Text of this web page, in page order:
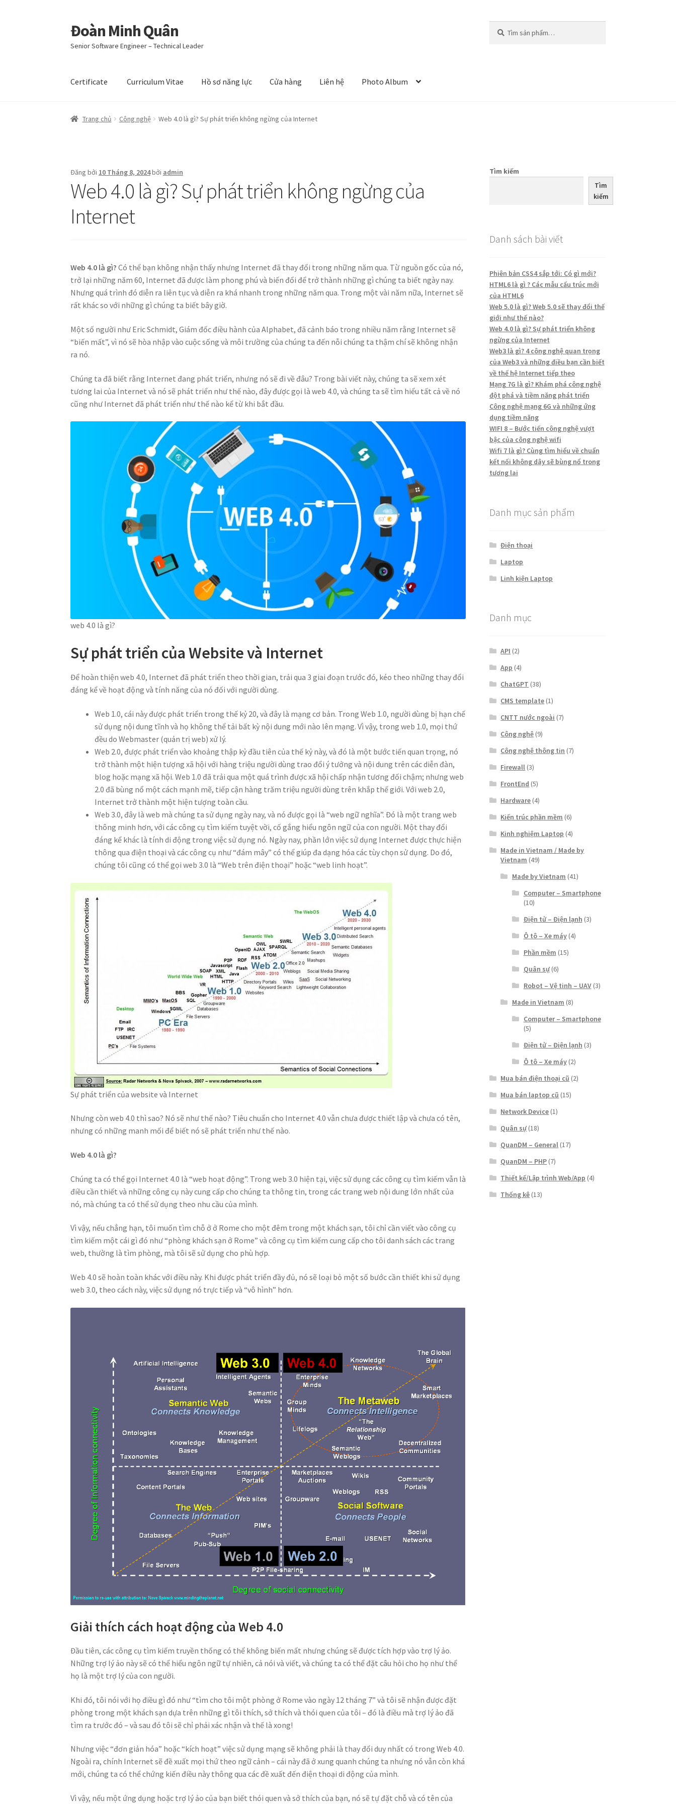
Đi
đến
Điều
Chuyển
đến
nội
Đoàn Minh Quân
Senior Software Engineer – Technical Leader
kiếm:
kiếm
Certificate Curriculum Vitae Hồ sơ năng lực Cửa hàng Liên hệ Photo Album
Trang chủ Công nghệ Web 4.0 là gì? Sự phát triển không ngừng của Internet
Đăng bởi 10 Tháng 8, 2024bởi admin
Web 4.0 là gì? Sự phát triển không ngừng của
Internet
Web 4.0 là gì? Có thể bạn không nhận thấy nhưng Internet đã thay đổi trong những năm qua. Từ nguồn gốc của nó,
trở lại những năm 60, Internet đã được làm phong phú và biến đổi để trở thành những gì chúng ta biết ngày nay.
Nhưng quá trình đó diễn ra liên tục và diễn ra khá nhanh trong những năm qua. Trong một vài năm nữa, Internet sẽ
rất khác so với những gì chúng ta biết bây giờ.
Một số người như Eric Schmidt, Giám đốc điều hành của Alphabet, đã cảnh báo trong nhiều năm rằng Internet sẽ
“biến mất”, vì nó sẽ hòa nhập vào cuộc sống và môi trường của chúng ta đến nỗi chúng ta thậm chí sẽ không nhận
ra nó.
Chúng ta đã biết rằng Internet đang phát triển, nhưng nó sẽ đi về đâu? Trong bài viết này, chúng ta sẽ xem xét
tương lai của Internet và nó sẽ phát triển như thế nào, đây được gọi là web 4.0, và chúng ta sẽ tìm hiểu tất cả về nó
cũng như Internet đã phát triển như thế nào kể từ khi bắt đầu.
web 4.0 là gì?
Sự phát triển củaWebsite và Internet
Để hoàn thiện web 4.0, Internet đã phát triển theo thời gian, trải qua 3 giai đoạn trước đó, kéo theo những thay đổi
đáng kể về hoạt động và tính năng của nó đối với người dùng.
Web 1.0, cái này được phát triển trong thế kỷ 20, và đây là mạng cơ bản. Trong Web 1.0, người dùng bị hạn chế
sử dụng nội dung tĩnh và họ không thể tải bất kỳ nội dung mới nào lên mạng. Vì vậy, trong web 1.0, mọi thứ
đều do Webmaster (quản trị web) xử lý.
Web 2.0, được phát triển vào khoảng thập kỷ đầu tiên của thế kỷ này, và đó là một bước tiến quan trọng, nó
trở thành một hiện tượng xã hội với hàng triệu người dùng trao đổi ý tưởng và nội dung trên các diễn đàn,
blog hoặc mạng xã hội. Web 1.0 đã trải qua một quá trình được xã hội chấp nhận tương đối chậm; nhưng web
2.0 đã bùng nổ một cách mạnh mẽ, tiếp cận hàng trăm triệu người dùng trên khắp thế giới. Với web 2.0,
Internet trở thành một hiện tượng toàn cầu.
Web 3.0, đây là web mà chúng ta sử dụng ngày nay, và nó được gọi là “web ngữ nghĩa”. Đó là một trang web
thông minh hơn, với các công cụ tìm kiếm tuyệt vời, cố gắng hiểu ngôn ngữ của con người. Một thay đổi
đáng kể khác là tính di động trong việc sử dụng nó. Ngày nay, phần lớn việc sử dụng Internet được thực hiện
thông qua điện thoại và các công cụ như “đám mây” có thể giúp đa dạng hóa các tùy chọn sử dụng. Do đó,
chúng tôi cũng có thể gọi web 3.0 là “Web trên điện thoại” hoặc “web linh hoạt”.
Sự phát triển của website và Internet
Nhưng còn web 4.0 thì sao? Nó sẽ như thế nào? Tiêu chuẩn cho Internet 4.0 vẫn chưa được thiết lập và chưa có tên,
nhưng có những manh mối để biết nó sẽ phát triển như thế nào.
Web 4.0 là gì?
Chúng ta có thể gọi Internet 4.0 là “web hoạt động”. Trong web 3.0 hiện tại, việc sử dụng các công cụ tìm kiếm vẫn là
điều cần thiết và những công cụ này cung cấp cho chúng ta thông tin, trong các trang web nội dung lớn nhất của
nó, mà chúng ta có thể sử dụng theo nhu cầu của mình.
Vì vậy, nếu chẳng hạn, tôi muốn tìm chỗ ở ở Rome cho một đêm trong một khách sạn, tôi chỉ cần viết vào công cụ
tìm kiếm một cái gì đó như “phòng khách sạn ở Rome” và công cụ tìm kiếm cung cấp cho tôi danh sách các trang
web, thường là tìm phòng, mà tôi sẽ sử dụng cho phù hợp.
Web 4.0 sẽ hoàn toàn khác với điều này. Khi được phát triển đầy đủ, nó sẽ loại bỏ một số bước cần thiết khi sử dụng
web 3.0, theo cách này, việc sử dụng nó trực tiếp và “vô hình” hơn.
Giải thích cách hoạt động của Web 4.0
Đầu tiên, các công cụ tìm kiếm truyền thống có thể không biến mất nhưng chúng sẽ được tích hợp vào trợ lý ảo.
Những trợ lý ảo này sẽ có thể hiểu ngôn ngữ tự nhiên, cả nói và viết, và chúng ta có thể đặt câu hỏi cho họ như thể
họ là một trợ lý của con người.
Khi đó, tôi nói với họ điều gì đó như “tìm cho tôi một phòng ở Rome vào ngày 12 tháng 7” và tôi sẽ nhận được đặt
phòng trong một khách sạn dựa trên những gì tôi thích, sở thích và thói quen của tôi – đó là điều mà trợ lý ảo đã
tìm ra trước đó – và sau đó tôi sẽ chỉ phải xác nhận và thế là xong!
Nhưng việc “đơn giản hóa” hoặc “kích hoạt” việc sử dụng mạng sẽ không phải là thay đổi duy nhất có trong Web 4.0.
Ngoài ra, chính Internet sẽ đề xuất mọi thứ theo ngữ cảnh – cái này đã ở xung quanh chúng ta nhưng nó vẫn còn khá
mới, chúng ta có thể chứng kiến ​​điều này thông qua các đề xuất đến điện thoại di động của mình.
Vì vậy, nếu một ứng dụng hoặc trợ lý ảo của bạn biết thói quen và sở thích của bạn, nó sẽ tự đặt chỗ và có tên của
Tìm kiếm
Tìm
kiếm
Danh sách bài viết
Phiên bản CSS4 sắp tới: Có gì mới?
HTML6 là gì ? Các mẫu cấu trúc mới
của HTML6
Web 5.0 là gì? Web 5.0 sẽ thay đổi thế
giới như thế nào?
Web 4.0 là gì? Sự phát triển không
ngừng của Internet
Web3 là gì? 4 công nghệ quan trọng
của Web3 và những điều bạn cần biết
về thế hệ Internet tiếp theo
Mạng 7G là gì? Khám phá công nghệ
đột phá và tiềm năng phát triển
Công nghệ mạng 6G và những ứng
dụng tiềm năng
WIFI 8 – Bước tiến công nghệ vượt
bậc của công nghệ wifi
Wifi 7 là gì? Cùng tìm hiểu về chuẩn
kết nối không dây sẽ bùng nổ trong
tương lai
Danh mục sản phẩm
Điện thoại
Laptop
Linh kiện Laptop
Danh mục
API (2)
App (4)
ChatGPT (38)
CMS template (1)
CNTT nước ngoài (7)
Công nghệ (9)
Công nghệ thông tin (7)
Firewall (3)
FrontEnd (5)
Hardware (4)
Kiến trúc phần mềm (6)
Kinh nghiệm Laptop (4)
Made in Vietnam / Made by
Vietnam (49)
Made by Vietnam (41)
Computer – Smartphone
(10)
Điện tử – Điện lạnh (3)
Ô tô – Xe máy(4)
Phần mềm (15)
Quân sự(6)
Robot – Vệ tinh – UAV(3)
Made in Vietnam (8)
Computer – Smartphone
(5)
Điện tử – Điện lạnh (3)
Ô tô – Xe máy(2)
Mua bán điện thoại cũ (2)
Mua bán laptop cũ (15)
Network Device (1)
Quân sự (18)
QuanDM – General (17)
QuanDM – PHP (7)
Thiết kế/Lập trình Web/App (4)
Thống kê (13)